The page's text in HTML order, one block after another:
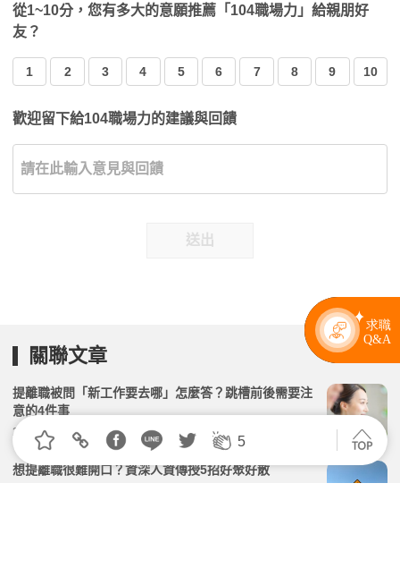
從1~10分，您有多大的意願推薦「104職場力」給親朋好
友？
1 2 3 4 5 6 7 8 9 10
歡迎留下給104職場力的建議與回饋
送出
5
關聯文章
提離職被問「新工作要去哪」怎麼答？跳槽前後需要注
意的4件事
2026.04.22 | 104小編 | 34550觀看數
想提離職很難開口？資深人資傳授5招好聚好散